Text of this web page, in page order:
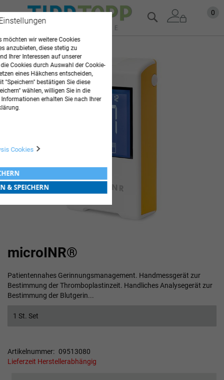
Zum
Inhalt
0
Suche
microINR®
Patientennahes Gerinnungsmanagement. Handmessgerät zur
Bestimmung der Thromboplastinzeit. Handliches Analysegerät zur
Bestimmung der Blutgerin...
1 St. Set
Artikelnummer
09513080
Lieferzeit Herstellerabhängig
Zum
Ende
der
Bildgalerie
springen
Anfang
der
springen
möchten wir weitere Cookies
anzubieten, diese stetig zu
Ihrer Interessen auf unserer
Cookies durch Auswahl der Cookie-
eines Häkchens entscheiden,
"Speichern" bestätigen Sie diese
wählen, willigen Sie in die
erhalten Sie nach Ihrer
Cookies
& SPEICHERN